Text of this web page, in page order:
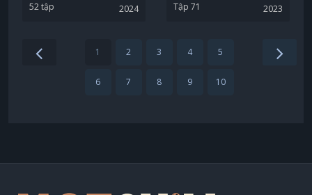
52 tập 2024 Tập 71 2023
1 2 3 4 5
6 7 8 9 10